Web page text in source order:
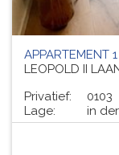
APPARTEMENT
LEOPOLD II
Privatief:
0103
Lage:
in